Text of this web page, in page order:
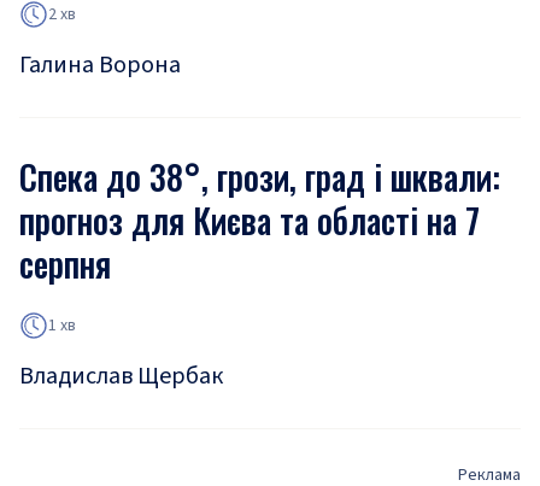
2 хв
Галина Ворона
Спека до 38°, грози, град і шквали:
прогноз для Києва та області на 7
серпня
1 хв
Владислав Щербак
Реклама